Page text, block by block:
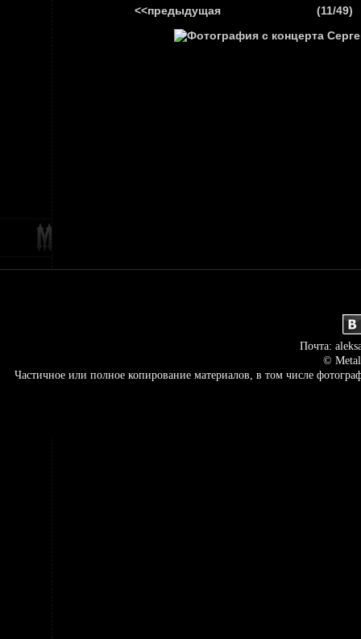
<<предыдущая (11/49)
Почта:
©
Частичное или полное копирование материалов, в том числе